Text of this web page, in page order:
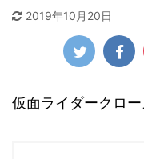
2019年10月20日
仮面ライダークロー